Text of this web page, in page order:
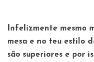
Infelizmente mesmo
mesa e no teu estilo
são superiores e por